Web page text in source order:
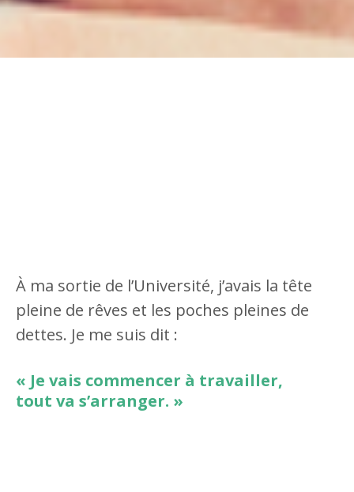
À ma sortie de l’Université, j’avais la tête
pleine de rêves et les poches pleines de
dettes. Je me suis dit :
« Je vais commencer à travailler,
tout va s’arranger. »